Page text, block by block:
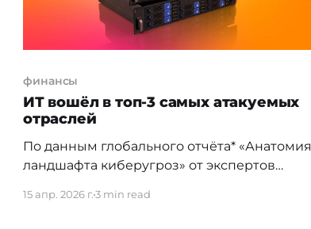
финансы
ИТ вошёл в топ-3 самых атакуемых
отраслей
По данным глобального отчёта* «Анатомия
ландшафта киберугроз» от экспертов
«Лаборатории Касперского»,
15 апр. 2026 г.3 min read